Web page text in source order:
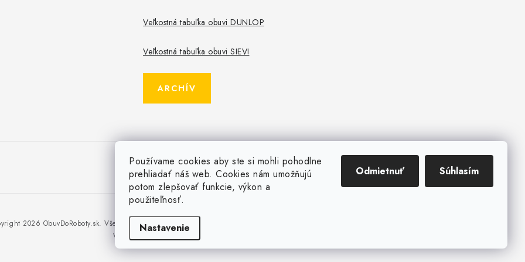
Používame cookies aby ste si mohli pohodlne
prehliadať náš web. Cookies nám umožňujú
potom zlepšovať funkcie, výkon a
použiteľnosť.
Nastavenie
Odmietnuť Súhlasím
Veľkostná tabuľka obuvi DUNLOP
Veľkostná tabuľka obuvi SIEVI
ARCHÍV
Vytvoril Shoptet
2026 ObuvDoRoboty.sk. Všetky práva vyhradené.